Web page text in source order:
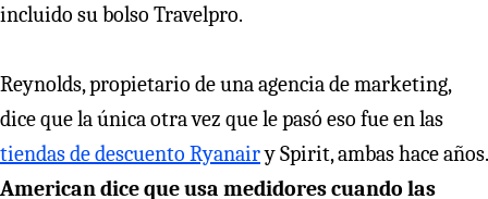
incluido su bolso Travelpro.
Reynolds, propietario de una agencia de marketing,
dice que la única otra vez que le pasó eso fue en las
tiendas de descuento Ryanairy Spirit, ambas hace años.
American dice que usa medidores cuando las